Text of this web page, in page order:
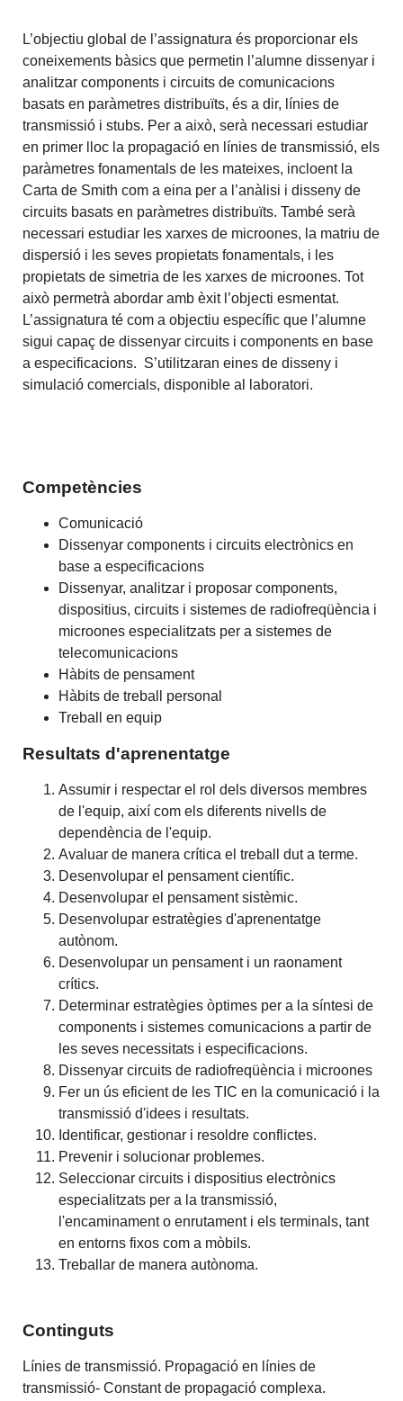
L’objectiu global de l’assignatura és proporcionar els
coneixements bàsics que permetin l’alumne dissenyar i
analitzar components i circuits de comunicacions
basats en paràmetres distribuïts, és a dir, línies de
transmissió i stubs. Per a això, serà necessari estudiar
en primer lloc la propagació en línies de transmissió, els
paràmetres fonamentals de les mateixes, incloent la
Carta de Smith com a eina per a l’anàlisi i disseny de
circuits basats en paràmetres distribuïts. També serà
necessari estudiar les xarxes de microones, la matriu de
dispersió i les seves propietats fonamentals, i les
propietats de simetria de les xarxes de microones. Tot
això permetrà abordar amb èxit l’objecti esmentat.
L’assignatura té com a objectiu específic que l’alumne
sigui capaç de dissenyar circuits i components en base
a especificacions. S’utilitzaran eines de disseny i
simulació comercials, disponible al laboratori.
Competències
Comunicació
Dissenyar components i circuits electrònics en
base a especificacions
Dissenyar, analitzar i proposar components,
dispositius, circuits i sistemes de radiofreqüència i
microones especialitzats per a sistemes de
telecomunicacions
Hàbits de pensament
Hàbits de treball personal
Treball en equip
Resultats d'aprenentatge
Assumir i respectar el rol dels diversos membres
de l'equip, així com els diferents nivells de
dependència de l'equip.
Avaluar de manera crítica el treball dut a terme.
Desenvolupar el pensament científic.
Desenvolupar el pensament sistèmic.
Desenvolupar estratègies d'aprenentatge
autònom.
Desenvolupar un pensament i un raonament
crítics.
Determinar estratègies òptimes per a la síntesi de
components i sistemes comunicacions a partir de
les seves necessitats i especificacions.
Dissenyar circuits de radiofreqüència i microones
Fer un ús eficient de les TIC en la comunicació i la
transmissió d'idees i resultats.
Identificar, gestionar i resoldre conflictes.
Prevenir i solucionar problemes.
Seleccionar circuits i dispositius electrònics
especialitzats per a la transmissió,
l'encaminament o enrutament i els terminals, tant
en entorns fixos com a mòbils.
Treballar de manera autònoma.
Continguts
Línies de transmissió. Propagació en línies de
transmissió- Constant de propagació complexa.